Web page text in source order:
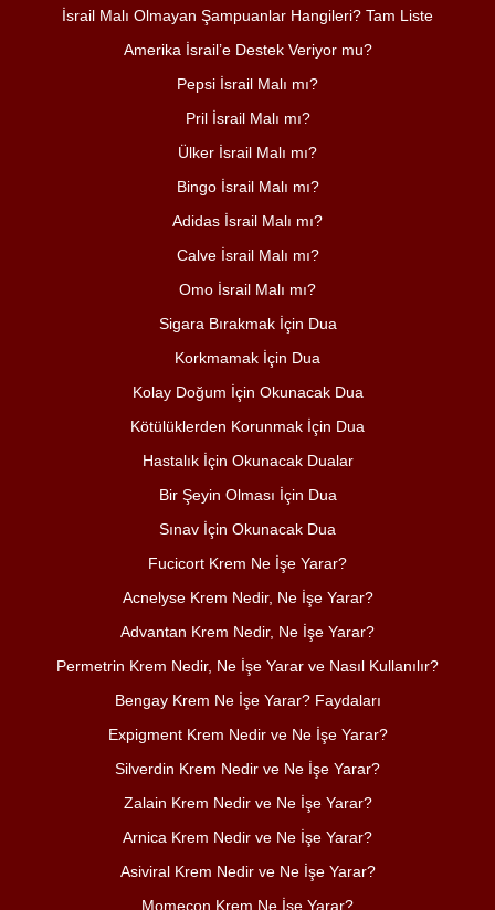
İsrail Malı Olmayan Şampuanlar Hangileri? Tam Liste
Amerika İsrail’e Destek Veriyor mu?
Pepsi İsrail Malı mı?
Pril İsrail Malı mı?
Ülker İsrail Malı mı?
Bingo İsrail Malı mı?
Adidas İsrail Malı mı?
Calve İsrail Malı mı?
Omo İsrail Malı mı?
Sigara Bırakmak İçin Dua
Korkmamak İçin Dua
Kolay Doğum İçin Okunacak Dua
Kötülüklerden Korunmak İçin Dua
Hastalık İçin Okunacak Dualar
Bir Şeyin Olması İçin Dua
Sınav İçin Okunacak Dua
Fucicort Krem Ne İşe Yarar?
Acnelyse Krem Nedir, Ne İşe Yarar?
Advantan Krem Nedir, Ne İşe Yarar?
Permetrin Krem Nedir, Ne İşe Yarar ve Nasıl Kullanılır?
Bengay Krem Ne İşe Yarar? Faydaları
Expigment Krem Nedir ve Ne İşe Yarar?
Silverdin Krem Nedir ve Ne İşe Yarar?
Zalain Krem Nedir ve Ne İşe Yarar?
Arnica Krem Nedir ve Ne İşe Yarar?
Asiviral Krem Nedir ve Ne İşe Yarar?
Momecon Krem Ne İşe Yarar?